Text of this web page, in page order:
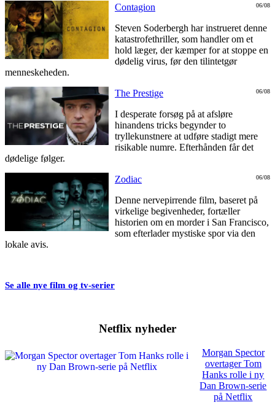
06/08
Contagion
Steven Soderbergh har instrueret denne
katastrofethriller, som handler om et
hold læger, der kæmper for at stoppe en
dødelig virus, før den tilintetgør
menneskeheden.
06/08
The Prestige
I desperate forsøg på at afsløre
hinandens tricks begynder to
tryllekunstnere at udføre stadigt mere
risikable numre. Efterhånden får det
dødelige følger.
06/08
Zodiac
Denne nervepirrende film, baseret på
virkelige begivenheder, fortæller
historien om en morder i San Francisco,
som efterlader mystiske spor via den
lokale avis.
Se alle nye film og tv-serier
Netflix nyheder
Morgan Spector
overtager Tom
Hanks rolle i ny
Dan Brown-serie
på Netflix